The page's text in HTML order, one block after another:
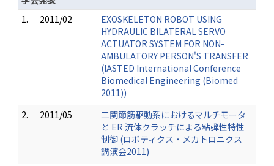
1.
2011/02
EXOSKELETON ROBOT USING
HYDRAULIC BILATERAL SERVO
ACTUATOR SYSTEM FOR NON-
AMBULATORY PERSON'S TRANSFER
(IASTED International Conference
Biomedical Engineering (Biomed
2011))
2.
2011/05
二関節筋駆動系におけるマルチモータ
と ER 流体クラッチによる粘弾性特性
制御 (ロボティクス・メカトロニクス
講演会2011)